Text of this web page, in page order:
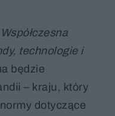
Współczesna
technologie i
będzie
– kraju, który
dotyczące